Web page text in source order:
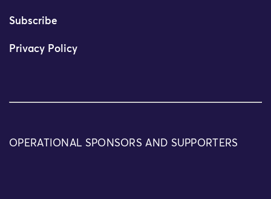
Subscribe
Privacy Policy
OPERATIONAL SPONSORS AND SUPPORTERS